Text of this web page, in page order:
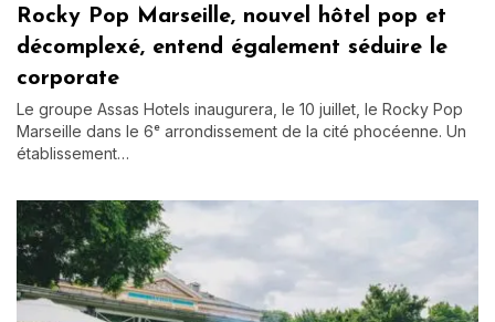
Rocky Pop Marseille, nouvel hôtel pop et
décomplexé, entend également séduire le
corporate
Le groupe Assas Hotels inaugurera, le 10 juillet, le Rocky Pop
Marseille dans le 6ᵉ arrondissement de la cité phocéenne. Un
établissement…